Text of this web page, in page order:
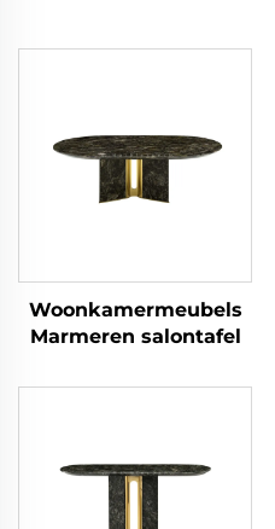
Woonkamermeubels
Marmeren salontafel